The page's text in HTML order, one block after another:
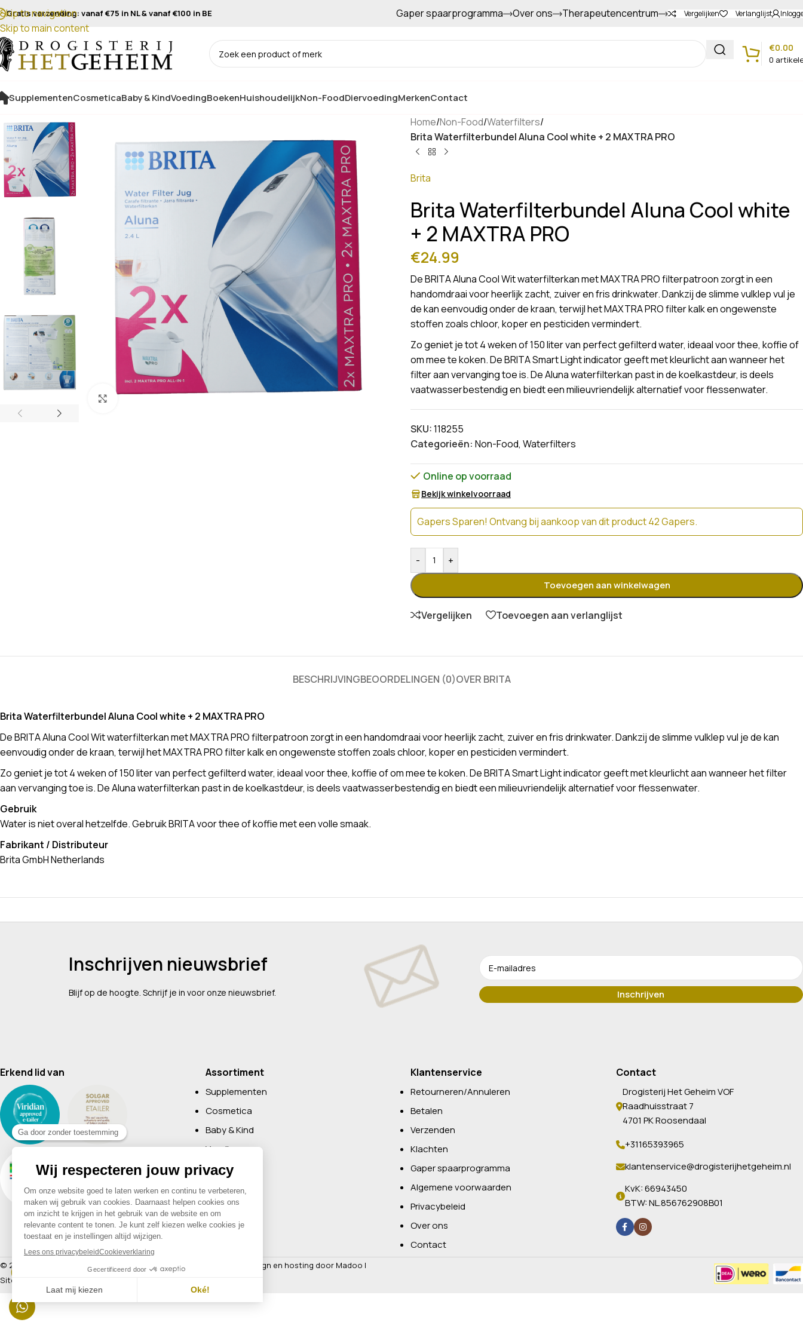
Skip to navigation
Skip to main content
Gratis verzending: vanaf €75 in NL & vanaf €100 in BE Gratis afhalen in de winkel Gapers sparen voor extra korting
Gaper spaarprogramma Over ons Therapeutencentrum Vergelijken Verlanglijst
0
€0.00
SupplementenCosmeticaBaby & KindVoedingBoekenHuishoudelijkNon-FoodDiervoedingMerkenContact
Klik om te vergroten
Home/Non-Food/Waterfilters/
Brita Waterfilterbundel Aluna Cool white + 2 MAXTRA PRO
Brita
Brita Waterfilterbundel Aluna Cool white
+ 2 MAXTRA PRO
€24.99
De BRITA Aluna Cool Wit waterfilterkan met MAXTRA PRO filterpatroon zorgt in een
handomdraai voor heerlijk zacht, zuiver en fris drinkwater. Dankzij de slimme vulklep vul je
de kan eenvoudig onder de kraan, terwijl het MAXTRA PRO filter kalk en ongewenste
stoffen zoals chloor, koper en pesticiden vermindert.
Zo geniet je tot 4 weken of 150 liter van perfect gefilterd water, ideaal voor thee, koffie of
om mee te koken. De BRITA Smart Light indicator geeft met kleurlicht aan wanneer het
filter aan vervanging toe is. De Aluna waterfilterkan past in de koelkastdeur, is deels
vaatwasserbestendig en biedt een milieuvriendelijk alternatief voor flessenwater.
SKU:118255
Categorieën: Non-Food, Waterfilters
Online op voorraad
Bekijk winkelvoorraad
Gapers Sparen! Ontvang bij aankoop van dit product 42 Gapers.
- +
Toevoegen aan winkelwagen
Vergelijken Toevoegen aan verlanglijst
BESCHRIJVINGBEOORDELINGEN (0)OVER BRITA
Brita Waterfilterbundel Aluna Cool white + 2 MAXTRA PRO
De BRITA Aluna Cool Wit waterfilterkan met MAXTRA PRO filterpatroon zorgt in een handomdraai voor heerlijk zacht, zuiver en fris drinkwater. Dankzij de slimme vulklep vul je de kan
eenvoudig onder de kraan, terwijl het MAXTRA PRO filter kalk en ongewenste stoffen zoals chloor, koper en pesticiden vermindert.
Zo geniet je tot 4 weken of 150 liter van perfect gefilterd water, ideaal voor thee, koffie of om mee te koken. De BRITA Smart Light indicator geeft met kleurlicht aan wanneer het filter
aan vervanging toe is. De Aluna waterfilterkan past in de koelkastdeur, is deels vaatwasserbestendig en biedt een milieuvriendelijk alternatief voor flessenwater.
Gebruik
Water is niet overal hetzelfde. Gebruik BRITA voor thee of koffie met een volle smaak.
Fabrikant / Distributeur
Brita GmbH Netherlands
Inschrijven nieuwsbrief
Blijf op de hoogte. Schrijf je in voor onze nieuwsbrief.
Erkend lid van Assortiment
Supplementen
Cosmetica
Baby & Kind
Voeding
Boeken
Huishoudelijk
Non-Food
Diervoeding
Klantenservice
Retourneren/Annuleren
Betalen
Verzenden
Klachten
Gaper spaarprogramma
Algemene voorwaarden
Privacybeleid
Over ons
Contact
Contact
Drogisterij Het Geheim VOF
Raadhuisstraat 7
4701 PK Roosendaal
+31165393965
klantenservice@drogisterijhetgeheim.nl
KvK: 66943450
BTW: NL.856762908B01
© 2026 Drogisterij Het Geheim | Alle rechten voorbehouden | Webdesign en hosting door Madoo |
Sitemap